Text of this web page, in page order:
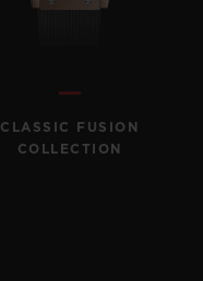
CLASSIC FUSION
COLLECTION